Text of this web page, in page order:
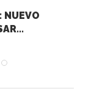
NUEVO